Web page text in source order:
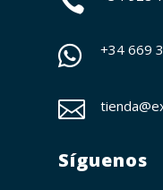
 +34 669

Síguenos